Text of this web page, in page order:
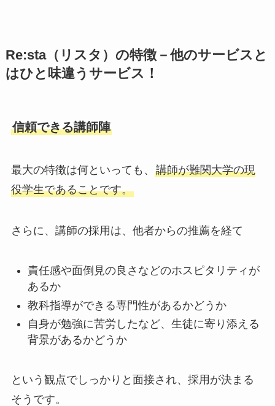
Re:sta（リスタ）の特徴－他のサービスと
はひと味違うサービス！
信頼できる講師陣
最大の特徴は何といっても、 講師が難関大学の現
役学生であることです。
さらに、講師の採用は、他者からの推薦を経て
責任感や面倒見の良さなどのホスピタリティが
あるか
教科指導ができる専門性があるかどうか
自身が勉強に苦労したなど、生徒に寄り添える
背景があるかどうか
という観点でしっかりと面接され、採用が決まる
そうです。